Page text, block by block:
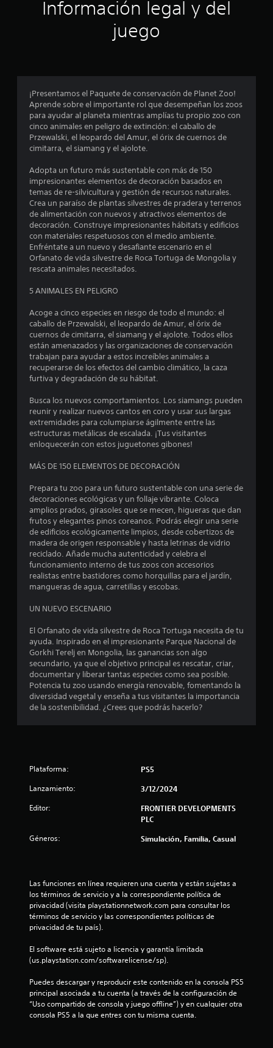
o
m
e
i
o
:
4
4
e
s
r
s
d
n
c
o
e
s
l
l
s
e
t
Información legal y del
juego
¡Presentamos el Paquete de conservación de Planet Zoo!
Aprende sobre el importante rol que desempeñan los zoos
para ayudar al planeta mientras amplías tu propio zoo con
cinco animales en peligro de extinción: el caballo de
Przewalski, el leopardo del Amur, el órix de cuernos de
cimitarra, el siamang y el ajolote.
Adopta un futuro más sustentable con más de 150
impresionantes elementos de decoración basados en
temas de re-silvicultura y gestión de recursos naturales.
Crea un paraíso de plantas silvestres de pradera y terrenos
de alimentación con nuevos y atractivos elementos de
decoración. Construye impresionantes hábitats y edificios
con materiales respetuosos con el medio ambiente.
Enfréntate a un nuevo y desafiante escenario en el
Orfanato de vida silvestre de Roca Tortuga de Mongolia y
rescata animales necesitados.
5 ANIMALES EN PELIGRO
Acoge a cinco especies en riesgo de todo el mundo: el
caballo de Przewalski, el leopardo de Amur, el órix de
cuernos de cimitarra, el siamang y el ajolote. Todos ellos
están amenazados y las organizaciones de conservación
trabajan para ayudar a estos increíbles animales a
recuperarse de los efectos del cambio climático, la caza
furtiva y degradación de su hábitat.
Busca los nuevos comportamientos. Los siamangs pueden
reunir y realizar nuevos cantos en coro y usar sus largas
extremidades para columpiarse ágilmente entre las
estructuras metálicas de escalada. ¡Tus visitantes
enloquecerán con estos juguetones gibones!
MÁS DE 150 ELEMENTOS DE DECORACIÓN
Prepara tu zoo para un futuro sustentable con una serie de
decoraciones ecológicas y un follaje vibrante. Coloca
amplios prados, girasoles que se mecen, higueras que dan
frutos y elegantes pinos coreanos. Podrás elegir una serie
de edificios ecológicamente limpios, desde cobertizos de
madera de origen responsable y hasta letrinas de vidrio
reciclado. Añade mucha autenticidad y celebra el
funcionamiento interno de tus zoos con accesorios
realistas entre bastidores como horquillas para el jardín,
mangueras de agua, carretillas y escobas.
UN NUEVO ESCENARIO
El Orfanato de vida silvestre de Roca Tortuga necesita de tu
ayuda. Inspirado en el impresionante Parque Nacional de
Gorkhi Terelj en Mongolia, las ganancias son algo
secundario, ya que el objetivo principal es rescatar, criar,
documentar y liberar tantas especies como sea posible.
Potencia tu zoo usando energía renovable, fomentando la
diversidad vegetal y enseña a tus visitantes la importancia
de la sostenibilidad. ¿Crees que podrás hacerlo?
Plataforma: PS5
Lanzamiento: 3/12/2024
Editor:
FRONTIER DEVELOPMENTS
PLC
Géneros: Simulación, Familia, Casual
Las funciones en línea requieren una cuenta y están sujetas a
los términos de servicio y a la correspondiente política de
privacidad (visita playstationnetwork.com para consultar los
términos de servicio y las correspondientes políticas de
privacidad de tu país).
El software está sujeto a licencia y garantía limitada
(us.playstation.com/softwarelicense/sp).
Puedes descargar y reproducir este contenido en la consola PS5
principal asociada a tu cuenta (a través de la configuración de
“Uso compartido de consola y juego offline”) y en cualquier otra
consola PS5 a la que entres con tu misma cuenta.